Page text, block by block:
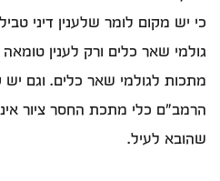
כי יש מקום לומר שלענין דיני
גולמי שאר כלים ורק לענין טומאה
מתכות לגולמי שאר כלים. וגם
הרמב"ם כלי מתכת החסר ציור
שהובא לעיל.